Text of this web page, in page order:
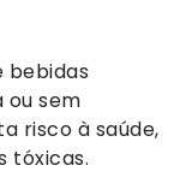
bebidas
ou sem
risco à saúde,
tóxicas.